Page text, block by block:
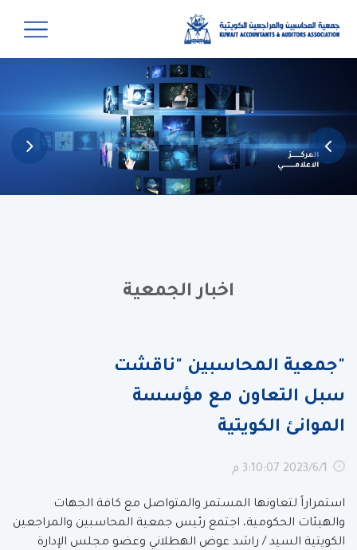
اخبار الجمعية
"جمعية المحاسبين "ناقشت
سبل التعاون مع مؤسسة
الموانئ الكويتية
1‏‏/6‏‏/2023 3:10:07 م
استمراراً لتعاونها المستمر والمتواصل مع كافة الجهات
والهيئات الحكومية، اجتمع رئيس جمعية المحاسبين والمراجعين
الكويتية السيد / راشد عوض الهطلاني وعضو مجلس الإدارة